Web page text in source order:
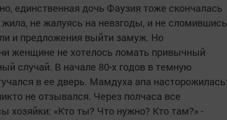
единственная дочь Фаузия тоже скончалась
не жалуясь на невзгоды, и не сломившись
и предложения выйти замуж. Но
женщине не хотелось ломать привычный
случай. В начале 80-х годов в темную
в ее дверь. Мамдуха апа
не отзывался. Через полчаса все
хозяйки: «Кто ты? Что нужно? Кто там?» -